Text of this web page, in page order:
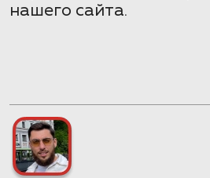
нашего сайта.